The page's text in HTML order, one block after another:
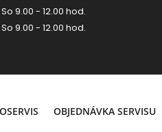
9.00 - 12.00 hod.
9.00 - 12.00 hod.
OBJEDNÁVKA SERVISU